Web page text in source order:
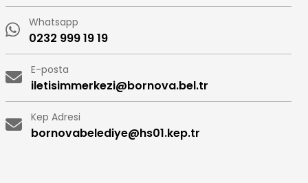
Whatsapp
0232 999 19 19
E-posta
iletisimmerkezi@bornova.bel.tr
Kep Adresi
bornovabelediye@hs01.kep.tr